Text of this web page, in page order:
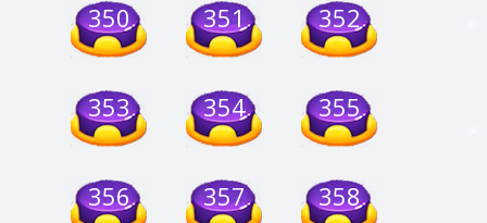
350 351 352
353 354 355
356 357 358